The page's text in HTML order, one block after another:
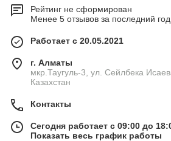
Рейтинг не сформирован
Менее 5 отзывов за последний год
Работает с 20.05.2021
г. Алматы
мкр.Таугуль-3, ул. Сейлбека
Казахстан
Контакты
Сегодня работает с 09:00 до
Показать весь график работы